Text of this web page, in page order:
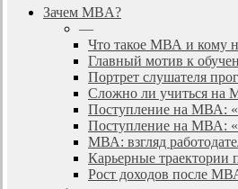
search
Menu
Зачем MBA?
—
Что такое МВА и кому
Главный мотив к
Портрет слушателя
Сложно ли учиться на
Поступление на МВА:
Поступление на МВА:
МВА: взгляд
Карьерные
Рост доходов после